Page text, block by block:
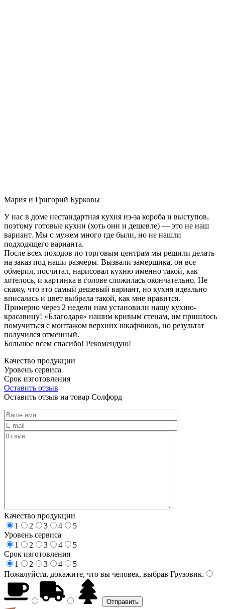
Мария и Григорий Бурковы
У нас в доме нестандартная кухня из-за короба и выступов,
поэтому готовые кухни (хоть они и дешевле) — это не наш
вариант. Мы с мужем много где были, но не нашли
подходящего варианта.
После всех походов по торговым центрам мы решили делать
на заказ под наши размеры. Вызвали замерщика, он все
обмерил, посчитал, нарисовал кухню именно такой, как
хотелось, и картинка в голове сложилась окончательно. Не
скажу, что это самый дешевый вариант, но кухня идеально
вписалась и цвет выбрала такой, как мне нравится.
Примерно через 2 недели нам установили нашу кухню-
красавицу! «Благодаря» нашим кривым стенам, им пришлось
помучиться с монтажом верхних шкафчиков, но результат
получился отменный.
Большое всем спасибо! Рекомендую!
Качество продукции
Уровень сервиса
Срок изготовления
Оставить отзыв
Оставить отзыв на товар Солфорд
Качество продукции
1
2 3 4
5
Уровень сервиса
1
2 3 4
5
Срок изготовления
1
2 3 4
5
Пожалуйста, докажите, что вы человек, выбрав Грузовик.